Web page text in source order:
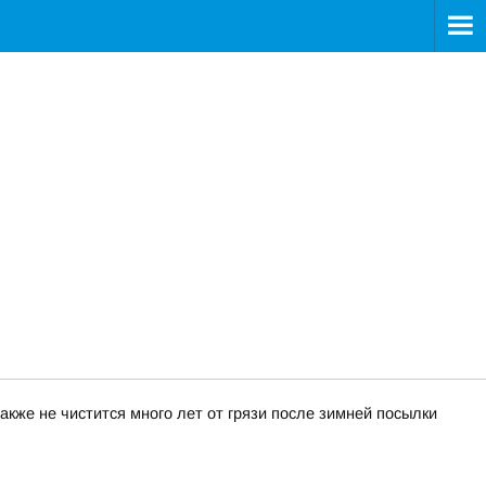
не чистится много лет от грязи после зимней посылки